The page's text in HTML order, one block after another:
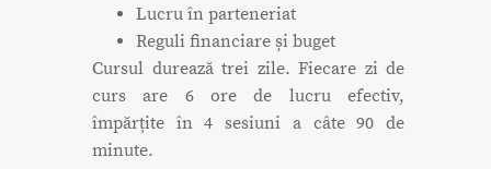
Lucru în parteneriat
Reguli financiare și buget
Cursul durează trei zile. Fiecare zi de
curs are 6 ore de lucru efectiv,
împărțite în 4 sesiuni a câte 90 de
minute.